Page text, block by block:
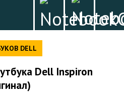
DELL
Dell Inspiron